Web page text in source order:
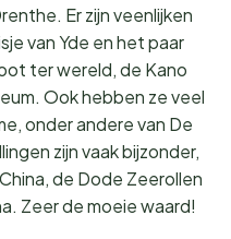
Er zijn veenlijken
van Yde en het paar
ter wereld, de Kano
Ook hebben ze veel
onder andere van De
zijn vaak bijzonder,
de Dode Zeerollen
Zeer de moeie waard!